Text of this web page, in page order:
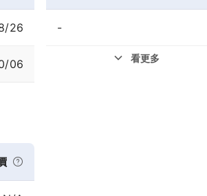
-
看更多
26
06